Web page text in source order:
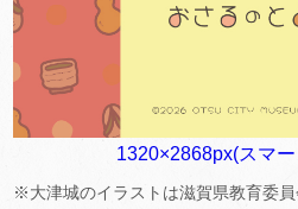
1320×2868px(スマ
※大津城のイラストは滋賀県教育委